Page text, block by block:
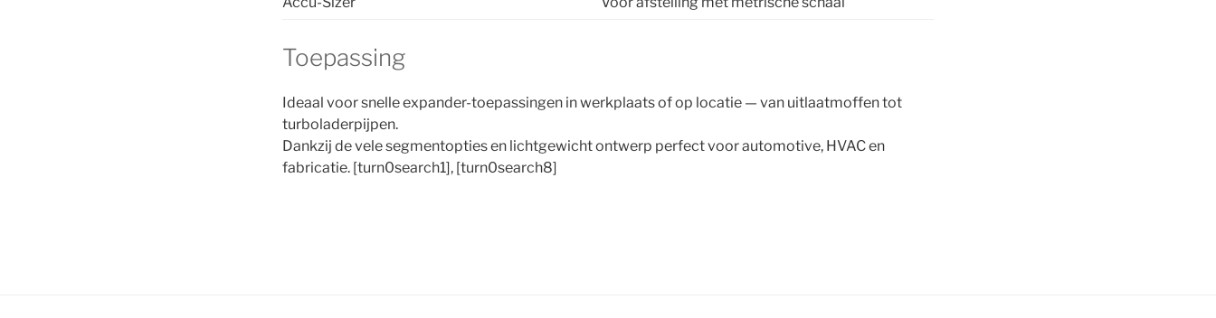
Toepassing
Ideaal voor snelle expander-toepassingen in werkplaats of op locatie — van uitlaatmoffen tot
turboladerpijpen.
Dankzij de vele segmentopties en lichtgewicht ontwerp perfect voor automotive, HVAC en
fabricatie. [turn0search1], [turn0search8]